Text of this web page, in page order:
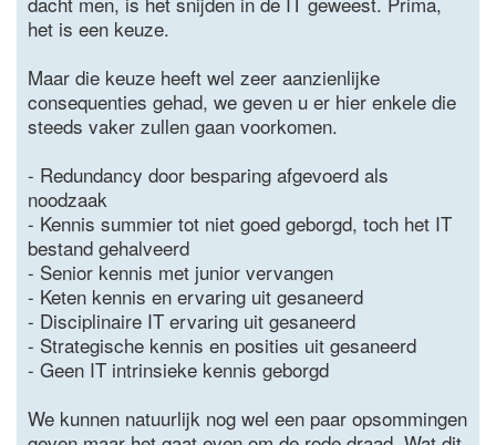
het is een keuze.
Maar die keuze heeft wel zeer aanzienlijke
consequenties gehad, we geven u er hier enkele die
steeds vaker zullen gaan voorkomen.
- Redundancy door besparing afgevoerd als
noodzaak
- Kennis summier tot niet goed geborgd, toch het IT
bestand gehalveerd
- Senior kennis met junior vervangen
- Keten kennis en ervaring uit gesaneerd
- Disciplinaire IT ervaring uit gesaneerd
- Strategische kennis en posities uit gesaneerd
- Geen IT intrinsieke kennis geborgd
We kunnen natuurlijk nog wel een paar opsommingen